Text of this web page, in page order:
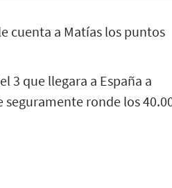
cuenta a Matías los puntos
3 que llegara a España a
ronde los